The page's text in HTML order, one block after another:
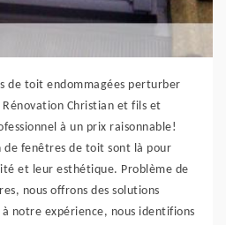
de toit endommagées perturber
Christian et fils et
à un prix raisonnable!
de fenêtres de toit sont là pour
et leur esthétique. Problème de
nous offrons des solutions
notre expérience, nous identifions